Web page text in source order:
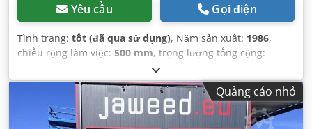
Yêu cầu Gọi điện
Tình trạng: tốt (đã qua sử dụng), Năm sản xuất: 1986,
chiều rộng làm việc: 500 mm, trọng lượng tổng cộng:
, số máy/phương tiện:
Quảng cáo nhỏ